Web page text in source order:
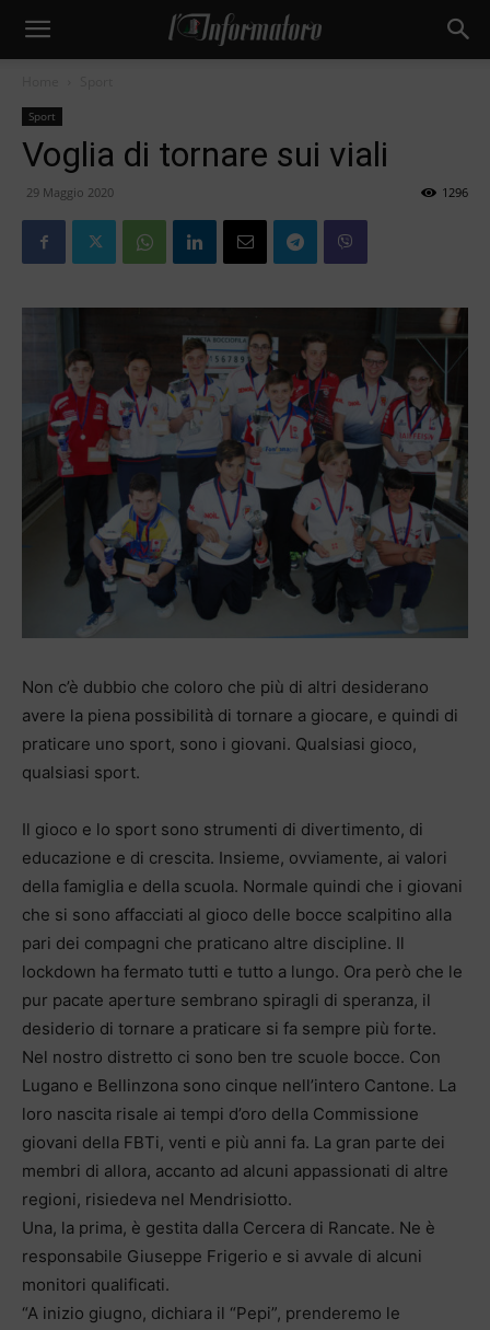
Sport
Voglia di tornare sui viali
29 Maggio 2020 1296
Non c’è dubbio che coloro che più di altri desiderano
avere la piena possibilità di tornare a giocare, e quindi di
praticare uno sport, sono i giovani. Qualsiasi gioco,
qualsiasi sport.
Il gioco e lo sport sono strumenti di divertimento, di
educazione e di crescita. Insieme, ovviamente, ai valori
della famiglia e della scuola. Normale quindi che i giovani
che si sono affacciati al gioco delle bocce scalpitino alla
pari dei compagni che praticano altre discipline. Il
lockdown ha fermato tutti e tutto a lungo. Ora però che le
pur pacate aperture sembrano spiragli di speranza, il
desiderio di tornare a praticare si fa sempre più forte.
Nel nostro distretto ci sono ben tre scuole bocce. Con
Lugano e Bellinzona sono cinque nell’intero Cantone. La
loro nascita risale ai tempi d’oro della Commissione
giovani della FBTi, venti e più anni fa. La gran parte dei
membri di allora, accanto ad alcuni appassionati di altre
regioni, risiedeva nel Mendrisiotto.
Una, la prima, è gestita dalla Cercera di Rancate. Ne è
responsabile Giuseppe Frigerio e si avvale di alcuni
monitori qualificati.
“A inizio giugno, dichiara il “Pepi”, prenderemo le